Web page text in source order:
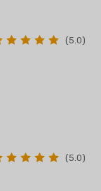
(5.0)
(5.0)